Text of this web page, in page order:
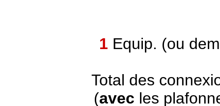
1 Equip. (ou
Total des
(avec les